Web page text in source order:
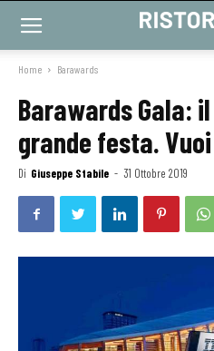
Home Barawards
Barawards Gala:
grande festa.
Di Giuseppe Stabile - 31 Ottobre 2019